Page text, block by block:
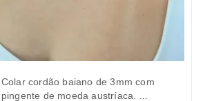
colar cordão baiano de 3mm com
pingente de moeda austríaca. ...